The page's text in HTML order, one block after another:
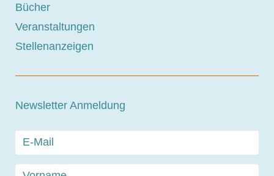
Bücher
Veranstaltungen
Stellenanzeigen
Newsletter Anmeldung